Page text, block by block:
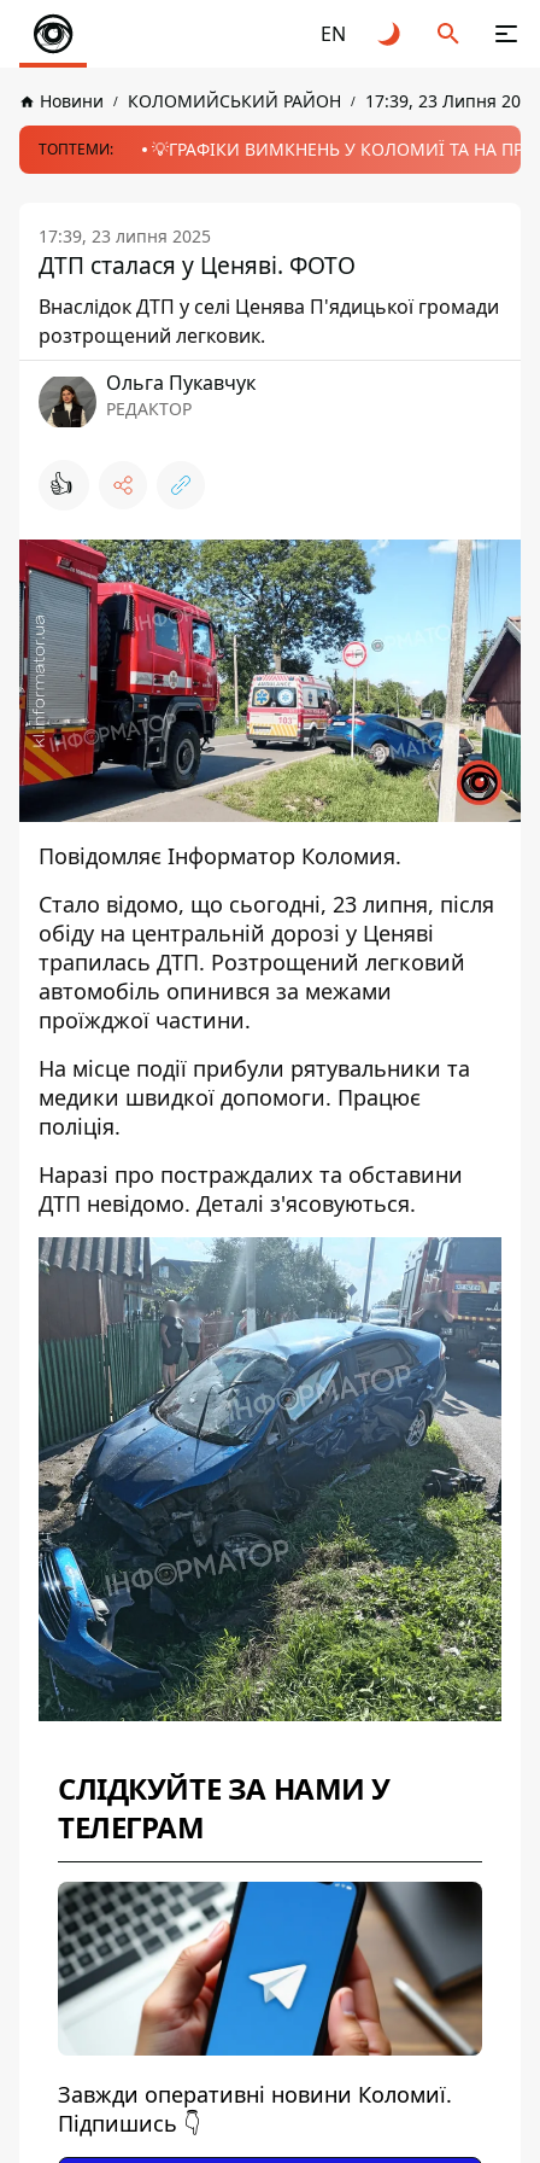
EN
Новини КОЛОМИЙСЬКИЙ РАЙОН 17:39, 23 Липня 2025
ТОПТЕМИ: 💡ГРАФІКИ ВИМКНЕНЬ У КОЛОМИЇ ТА НА
17:39, 23 липня 2025
ДТП сталася у Ценяві. ФОТО
Внаслідок ДТП у селі Ценява П'ядицької громади
розтрощений легковик.
Ольга Пукавчук
РЕДАКТОР
👍
Повідомляє Інформатор Коломия.
Стало відомо, що сьогодні, 23 липня, після
обіду на центральній дорозі у Ценяві
трапилась ДТП. Розтрощений легковий
автомобіль опинився за межами
проїжджої частини.
На місце події прибули рятувальники та
медики швидкої допомоги. Працює
поліція.
Наразі про постраждалих та обставини
ДТП невідомо. Деталі з'ясовуються.
СЛІДКУЙТЕ ЗА НАМИ У
ТЕЛЕГРАМ
Завжди оперативні новини Коломиї.
Підпишись 👇